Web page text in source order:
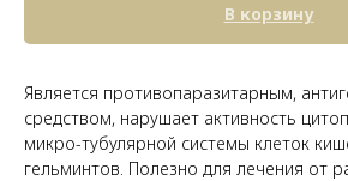
В корзину
Является противопаразитарным,
средством, нарушает активность
микро-тубулярной системы клеток
гельминтов. Полезно для лечения от